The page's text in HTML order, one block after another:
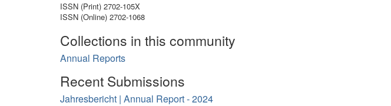
ISSN (Print) 2702-105X
ISSN (Online) 2702-1068
Collections in this community
Annual Reports
Recent Submissions
Jahresbericht | Annual Report - 2024